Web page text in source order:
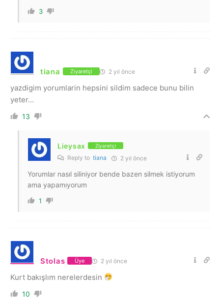
3
tiana Ziyaretçi 2 yıl önce
yazdigim yorumlarin hepsini sildim sadece bunu bilin
yeter…
13
Lieysax Ziyaretçi
Reply to tiana 2 yıl önce
Yorumlar nasıl siliniyor bende bazen silmek istiyorum
ama yapamıyorum
1
Stolas Üye 2 yıl önce
Kurt bakışlım nerelerdesin
10